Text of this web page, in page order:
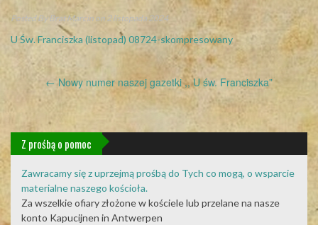
Posted ByBrat Marcin on 2 listopada 2024
U Św. Franciszka (listopad) 08724-skompresowany
Post
navigation
← Nowy numer naszej gazetki ,, U św. Franciszka”
Z prośbą o pomoc
Zawracamy się z uprzejmą prośbą do Tych co mogą, o wsparcie
materialne naszego kościoła.
Za wszelkie ofiary złożone w kościele lub przelane na nasze
konto Kapucijnen in Antwerpen